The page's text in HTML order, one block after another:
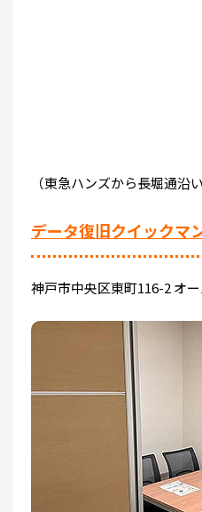
（東急ハンズから長堀通沿
データ復旧クイック
神戸市中央区東町116-2 オ